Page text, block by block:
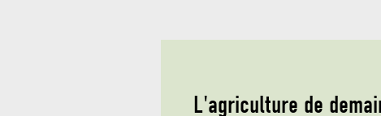
L'agriculture de